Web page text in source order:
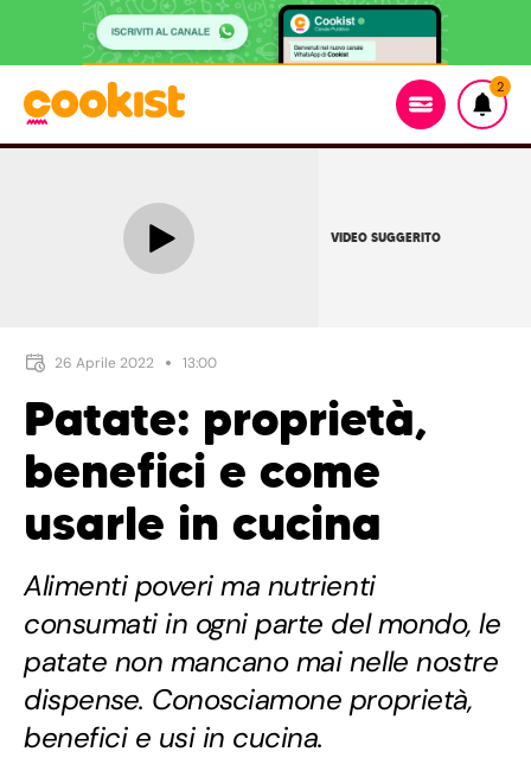
2
VIDEO SUGGERITO
26 Aprile 2022 13:00
Patate: proprietà,
benefici e come
usarle in cucina
Alimenti poveri ma nutrienti
consumati in ogni parte del mondo, le
patate non mancano mai nelle nostre
dispense. Conosciamone proprietà,
benefici e usi in cucina.